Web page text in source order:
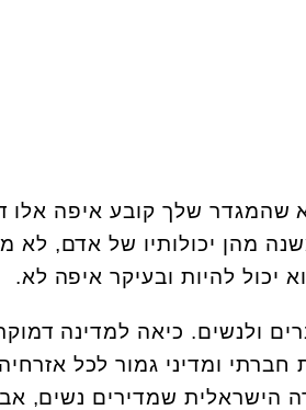
שלך קובע איפה אלו
מהן יכולותיו של אדם, לא
יכול להיות ובעיקר איפה לא.
ולנשים. כיאה למדינה
חברתי ומדיני גמור לכל
הישראלית שמדירים נשים,